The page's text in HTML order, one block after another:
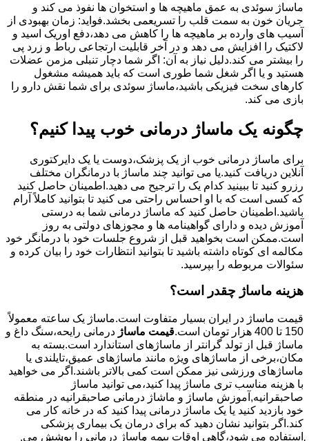
ماساژ سوئدی به عمق ماهیچه ها و استخوان ها نفوذ می کند و
جریان خون به سمت قلب را تسریعمی بخشد.فواید: زمان بهبودی از
آسیب های وارده بر ماهیچه ها را کاهش می دهد،دفع اوریک اسید و
لاکتیک را افزایش می دهد و در آخر قابلیت ارتجاعی رباط و زرد پی
را بیشتر می کند.دلیل نیاز به آن: اگر شما دچار تنبلی مزمن عضلات
هستید و یا اگر شغل شما طوری است که باید همیشه مشغول
کارهای سخت فیزیکی باشید،ماساژ سوئدی برای شما نقش دارو را
بازی می کند.
چگونه یک ماساژ درمانی خوب پیدا کنیم؟
برای ماساژ درمانی خوب از یک پزشک،دوست یا یک دایرکتوری
آنلاین دریافت کنید.یا می توانید چند ماساژ با درمانگران مختلف
رزرو کنید تا ببینید کدام یک را ترجیح می دهید.اطمینان حاصل کنید
که کسی است که با او احساس راحتی می کنید تا بتوانید کاملاً آرام
باشید.اطمینان حاصل کنید که ماساژ درمانی شما به درستی
آموزش دیده و دارای گواهینامه ها و مجوزهای دولتی به روز
است.ممکن است بخواهید قبل از شروع جلسات خود با درمانگر خود
مکالمه ای کوتاه داشته باشید تا بتوانید انتظارات خود را بیان کرده و
سئوالات مربوطه را بپرسید.
هزینه ماساژ چقدر است؟
قیمت ماساژ در ایران بسیار متفاوت است.ماساژ یک ساعته معمولاً
150 تا 400 هزار تومان است.
قیمت ماساژ درمانی رایحه،سنگ داغ و
ماساژ قبل از تولد گرانتر از ماساژهای استاندارد است.بسته به
مکان،برخی از ماساژهای ویژه مانند ماساژهای عمیق،تایلندی یا
ماساژهای ورزشی نیز ممکن است کمی بالاتر باشند.اگر می خواهید
با هزینه مناسب تری ماساژ پیدا کنید،می توانید ماساژ
صاحبقرانیه,آموزش ماساژ و ماشاژ درمانی صاحبقرانیه در منطقه
خود بازدید کنید یا یک ماساژ درمانی پیدا کنید که در خانه کار می
کند.اگر بتوانید نشان دهید که برای درمان یک بیماری پزشکی
استفاده می شود،گاهی اوقات بیمه ماساژ درمانی را پوشش می